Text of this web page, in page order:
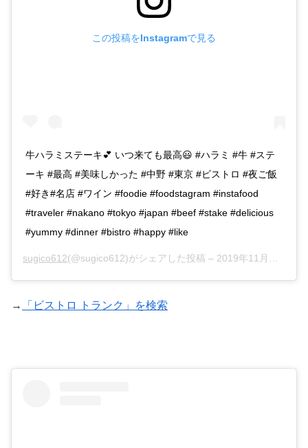
この投稿をInstagramで見る
牛ハラミステーキ💕 いつ来ても最高😃 #ハラミ #牛 #ステ
ーキ #最高 #美味しかった #中野 #東京 #ビストロ #夜ご飯
#好き#名店 #ワイン #foodie #foodstagram #instafood
#traveler #nakano #tokyo #japan #beef #stake #delicious
#yummy #dinner #bistro #happy #like
sugico612(@sugico612)がシェアした投稿 – 2019年11月月5日午前8時10分PST
→ 「ビストロ トランク」を検索